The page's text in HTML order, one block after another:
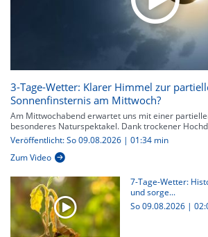
3-Tage-Wetter: Klarer Himmel zur
Sonnenfinsternis am Mittwoch?
Am Mittwochabend erwartet uns mit einer
besonderes Naturspektakel. Dank trockener
Veröffentlicht: So 09.08.2026 | 01:34 min
Zum Video
7-Tage-Wetter:
und sorge...
So 09.08.2026 |